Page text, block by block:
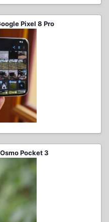
Pixel 8 Pro
Pocket 3